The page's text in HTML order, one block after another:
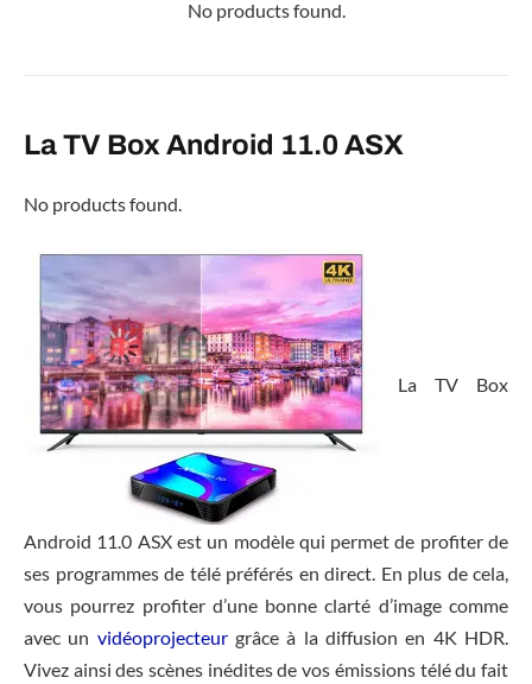
No products found.
La TV Box Android 11.0 ASX
No products found.
La TV Box
Android 11.0 ASX est un modèle qui permet de profiter de
ses programmes de télé préférés en direct. En plus de cela,
vous pourrez profiter d’une bonne clarté d’image comme
avec un vidéoprojecteurgrâce à la diffusion en 4K HDR.
Vivez ainsi des scènes inédites de vos émissions télé du fait